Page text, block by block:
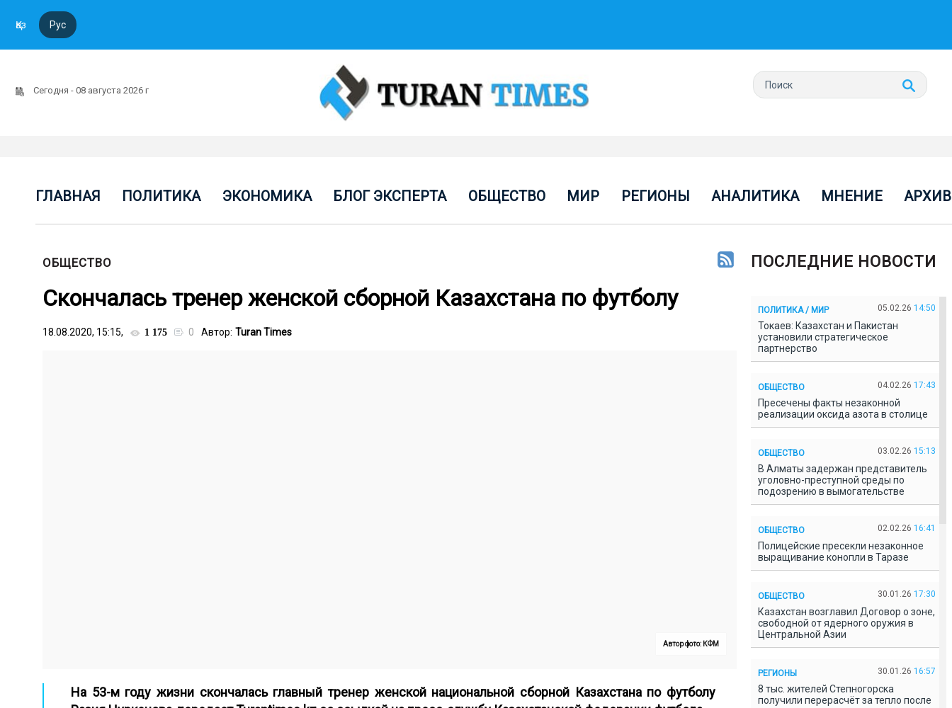
Қаз Рус
Сегодня - 08 августа 2026 г
ГЛАВНАЯ ПОЛИТИКА ЭКОНОМИКА БЛОГ ЭКСПЕРТА ОБЩЕСТВО МИР РЕГИОНЫ АНАЛИТИКА МНЕНИЕ АРХИВ
ОБЩЕСТВО
Скончалась тренер женской сборной Казахстана по футболу
18.08.2020, 15:15, 1 175 0 Автор: Turan Times
Автор фото: КФМ
На 53-м году жизни скончалась главный тренер женской национальной сборной Казахстана по футболу
ПОСЛЕДНИЕ НОВОСТИ
ПОЛИТИКА / МИР 05.02.26 14:50
Токаев: Казахстан и Пакистан
установили стратегическое
партнерство
ОБЩЕСТВО 04.02.26 17:43
Пресечены факты незаконной
реализации оксида азота в столице
ОБЩЕСТВО 03.02.26 15:13
В Алматы задержан представитель
уголовно-преступной среды по
подозрению в вымогательстве
ОБЩЕСТВО 02.02.26 16:41
Полицейские пресекли незаконное
выращивание конопли в Таразе
ОБЩЕСТВО 30.01.26 17:30
Казахстан возглавил Договор о зоне,
свободной от ядерного оружия в
Центральной Азии
РЕГИОНЫ 30.01.26 16:57
8 тыс. жителей Степногорска
получили перерасчёт за тепло после